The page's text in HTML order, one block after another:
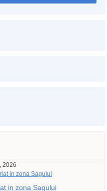
2026
in zona Sagului